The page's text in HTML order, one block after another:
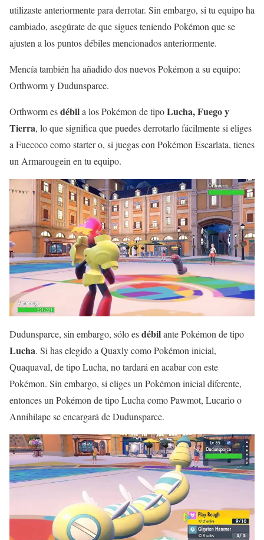
utilizaste anteriormente para derrotar. Sin embargo, si tu equipo ha
cambiado, asegúrate de que sigues teniendo Pokémon que se
ajusten a los puntos débiles mencionados anteriormente.
Mencía también ha añadido dos nuevos Pokémon a su equipo:
Orthworm y Dudunsparce.
Orthworm esdébila los Pokémon de tipoLucha, Fuego y
Tierra, lo que significa que puedes derrotarlo fácilmente si eliges
a Fuecoco como starter o, si juegas con Pokémon Escarlata, tienes
un Armarougein en tu equipo.
Dudunsparce, sin embargo, sólo esdébilante Pokémon de tipo
Lucha. Si has elegido a Quaxly como Pokémon inicial,
Quaquaval, de tipo Lucha, no tardará en acabar con este
Pokémon. Sin embargo, si eliges un Pokémon inicial diferente,
entonces un Pokémon de tipo Lucha como Pawmot, Lucario o
Annihilape se encargará de Dudunsparce.